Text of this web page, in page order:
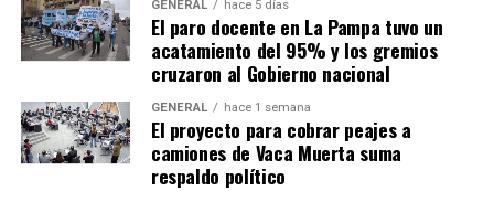
GENERAL hace 5 días
El paro docente en La Pampa tuvo un
acatamiento del 95% y los gremios
cruzaron al Gobierno nacional
GENERAL hace 1 semana
El proyecto para cobrar peajes a
camiones de Vaca Muerta suma
respaldo político